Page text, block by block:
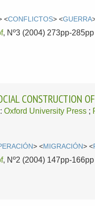
<CONFLICTOS> <GUERRA
, Nº3 (2004) 273pp-
CONSTRUCTION
Oxford University Press ;
> <MIGRACIÓN> <
, Nº2 (2004) 147pp-